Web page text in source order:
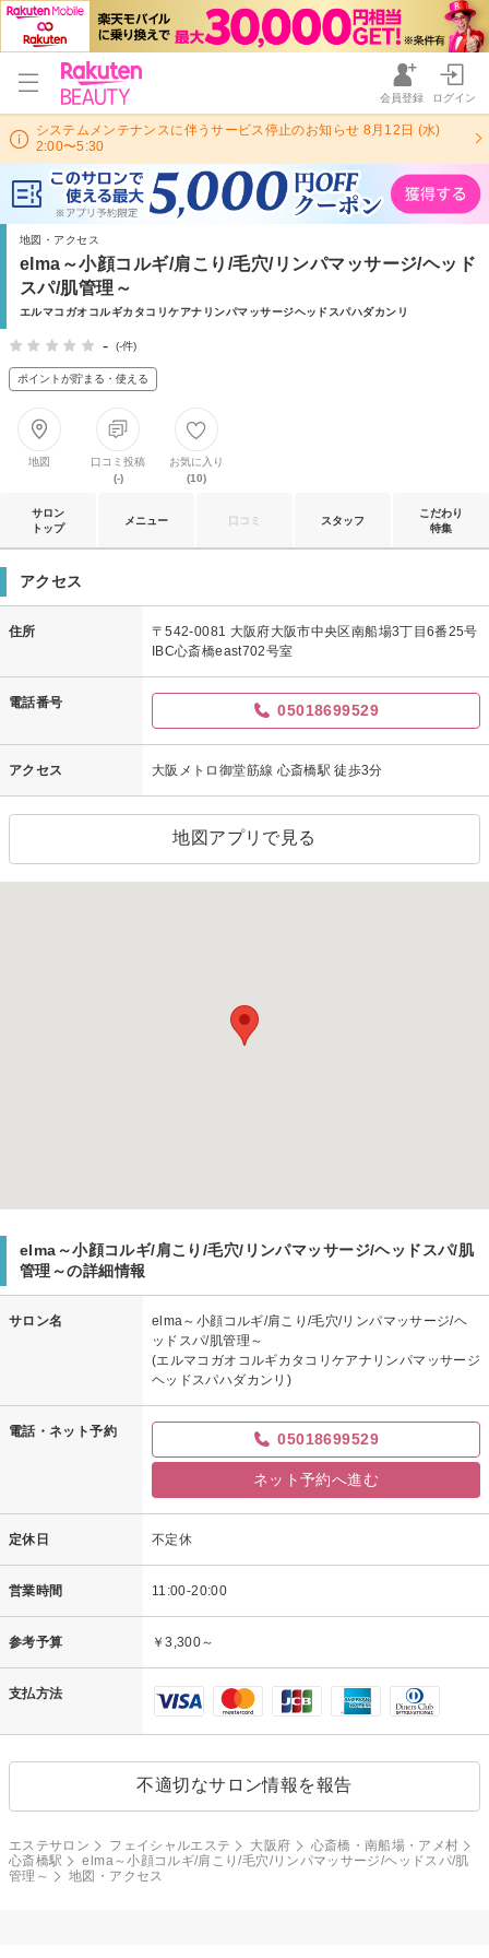
会員登録 ログイン
システムメンテナンスに伴うサービス停止のお知らせ 8月12日 (水)
2:00〜5:30
地図・アクセス
elma～小顔コルギ/肩こり/毛穴/リンパマッサージ/ヘッド
スパ/肌管理～
エルマコガオコルギカタコリケアナリンパマッサージヘッドスパハダカンリ
- (-件)
ポイントが貯まる・使える
地図
口コミ投稿
(-)
お気に入り
(10)
サロン
トップ
メニュー 口コミ スタッフ
こだわり
特集
アクセス
住所
〒542-0081 大阪府大阪市中央区南船場3丁目6番25号
IBC心斎橋east702号室
電話番号 05018699529
アクセス 大阪メトロ御堂筋線 心斎橋駅 徒歩3分
地図アプリで見る
elma～小顔コルギ/肩こり/毛穴/リンパマッサージ/ヘッドスパ/肌
管理～の詳細情報
サロン名
elma～小顔コルギ/肩こり/毛穴/リンパマッサージ/ヘ
ッドスパ/肌管理～
(エルマコガオコルギカタコリケアナリンパマッサージ
ヘッドスパハダカンリ)
電話・ネット予約 05018699529
ネット予約へ進む
定休日 不定休
営業時間 11:00-20:00
参考予算 ￥3,300～
支払方法
不適切なサロン情報を報告
エステサロン フェイシャルエステ 大阪府
心斎橋・南船場・アメ村
心斎橋駅
elma～小顔コルギ/肩こり/毛穴/リンパマッサージ/ヘッドスパ/肌
管理～
地図・アクセス